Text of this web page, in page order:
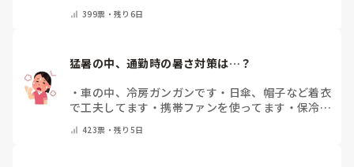
399票・残り6日
猛暑の中、通勤時の暑さ対策は…？
・車の中、冷房ガンガンです ・ 日傘、帽子など着衣
で工夫してます ・携帯ファンを使ってます ・ 保冷剤
ん ・その他（コメントで教えて下さい）
423票・残り5日